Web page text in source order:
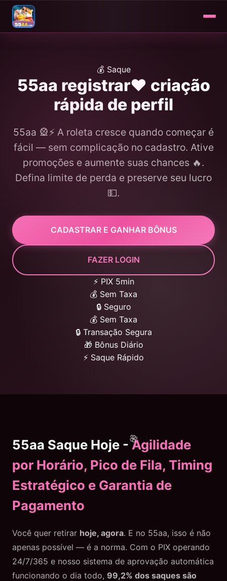
💰 Saque
55aa registrar❤️ criação
rápida de perfil
55aa 🎡⚡️ A roleta cresce quando começar é
fácil — sem complicação no cadastro. Ative
promoções e aumente suas chances 🔥.
Defina limite de perda e preserve seu lucro
💵.
CADASTRAR E GANHAR BÔNUS
FAZER LOGIN
⚡ PIX 5min
💰 Sem Taxa
🔒 Seguro
💰 Sem Taxa
🔒 Transação Segura
🎁 Bônus Diário
⚡ Saque Rápido
55aa Saque Hoje -Agilidade
por Horário, Pico de Fila, Timing
Estratégico e Garantia de
Pagamento
Você quer retirar hoje, agora. E no 55aa, isso é não
apenas possível — é a norma. Com o PIX operando
24/7/365 e nosso sistema de aprovação automática
funcionando o dia todo, 99,2% dos saques são